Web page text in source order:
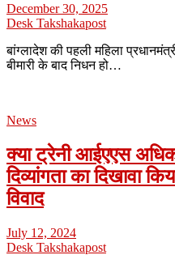
December 30, 2025
Desk Takshakapost
बांग्लादेश की पहली महिला
बीमारी के बाद निधन हो…
News
क्या ट्रेनी आईएएस
दिव्यांगता का दिखावा
विवाद
July 12, 2024
Desk Takshakapost